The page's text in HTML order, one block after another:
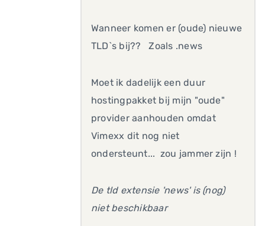
Wanneer komen er (oude) nieuwe
TLD`s bij?? Zoals .news
Moet ik dadelijk een duur
hostingpakket bij mijn "oude"
provider aanhouden omdat
Vimexx dit nog niet
ondersteunt... zou jammer zijn !
De tld extensie 'news' is (nog)
niet beschikbaar